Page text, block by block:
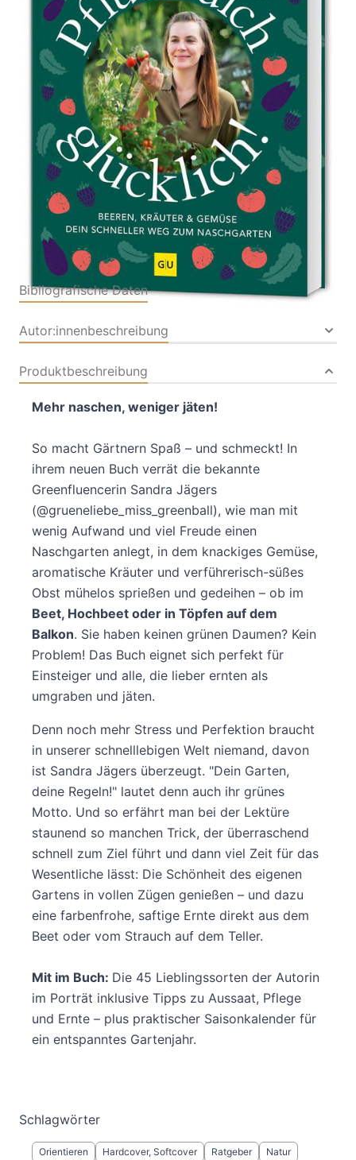
Beeren, Kräuter und Gemüse – Dein schneller Weg
zum Naschgarten
VonSandra Jägers
Verlag: GRÄFE UND
UNZER Verlag GmbH
05.02.2026
240 Seiten
Hardcover
ISBN: 978-3-
83389969-0
Bibliografische Daten
Autor:innenbeschreibung
Produktbeschreibung
Mehr naschen, weniger jäten!
So macht Gärtnern Spaß – und schmeckt! In
ihrem neuen Buch verrät die bekannte
Greenfluencerin Sandra Jägers
(@grueneliebe_miss_greenball), wie man mit
wenig Aufwand und viel Freude einen
Naschgarten anlegt, in dem knackiges Gemüse,
aromatische Kräuter und verführerisch-süßes
Obst mühelos sprießen und gedeihen – ob im
Beet, Hochbeet oder in Töpfen auf dem
Balkon. Sie haben keinen grünen Daumen? Kein
Problem! Das Buch eignet sich perfekt für
Einsteiger und alle, die lieber ernten als
umgraben und jäten.
Denn noch mehr Stress und Perfektion braucht
in unserer schnelllebigen Welt niemand, davon
ist Sandra Jägers überzeugt. "Dein Garten,
deine Regeln!" lautet denn auch ihr grünes
Motto. Und so erfährt man bei der Lektüre
staunend so manchen Trick, der überraschend
schnell zum Ziel führt und dann viel Zeit für das
Wesentliche lässt: Die Schönheit des eigenen
Gartens in vollen Zügen genießen – und dazu
eine farbenfrohe, saftige Ernte direkt aus dem
Beet oder vom Strauch auf dem Teller.
Mit im Buch: Die 45 Lieblingssorten der Autorin
im Porträt inklusive Tipps zu Aussaat, Pflege
und Ernte – plus praktischer Saisonkalender für
ein entspanntes Gartenjahr.
Schlagwörter
Orientieren Hardcover, Softcover Ratgeber Natur